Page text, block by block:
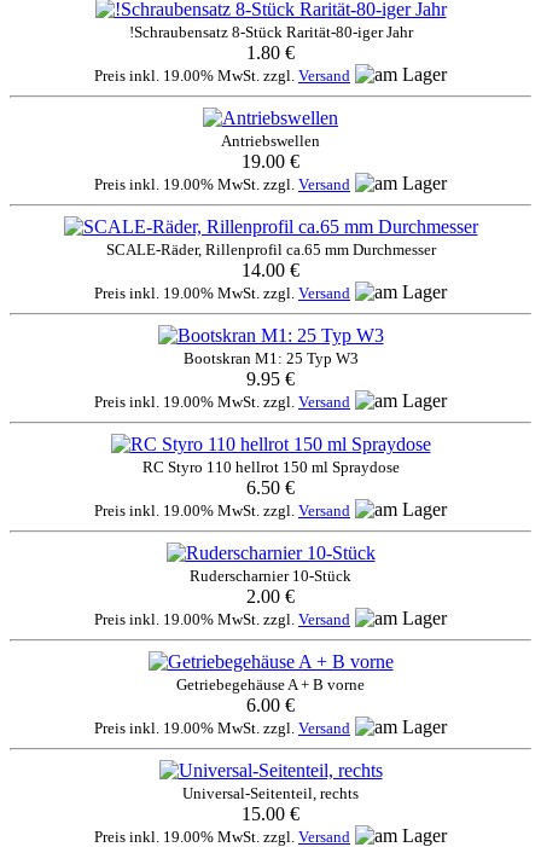
!Schraubensatz 8-Stück Rarität-80-iger Jahr
1.80 €
Preis inkl. 19.00% MwSt. zzgl. Versand
Antriebswellen
19.00 €
Preis inkl. 19.00% MwSt. zzgl. Versand
SCALE-Räder, Rillenprofil ca.65 mm Durchmesser
14.00 €
Preis inkl. 19.00% MwSt. zzgl. Versand
Bootskran M1: 25 Typ W3
9.95 €
Preis inkl. 19.00% MwSt. zzgl. Versand
RC Styro 110 hellrot 150 ml Spraydose
6.50 €
Preis inkl. 19.00% MwSt. zzgl. Versand
Ruderscharnier 10-Stück
2.00 €
Preis inkl. 19.00% MwSt. zzgl. Versand
Getriebegehäuse A + B vorne
6.00 €
Preis inkl. 19.00% MwSt. zzgl. Versand
Universal-Seitenteil, rechts
15.00 €
Preis inkl. 19.00% MwSt. zzgl. Versand